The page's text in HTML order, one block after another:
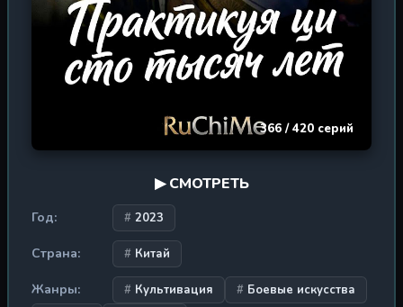
предстояло выжить среди интриг, сразиться с врагами
и пробудить в себе истинную мощь Императора боевых
искусств. Новый путь начинается здесь.
366 / 420 серий
▶ СМОТРЕТЬ
Год: 2023
Страна: Китай
Жанры: Культивация
Боевые искусства